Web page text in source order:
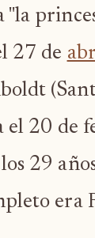
"la
27 de
el 20 de
29
era